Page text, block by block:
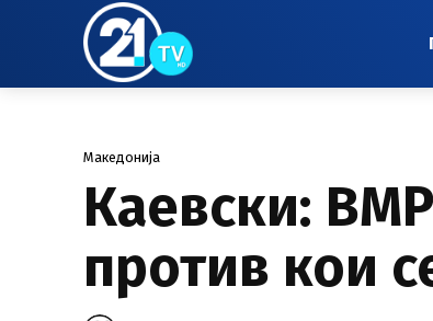
Македонија
Каевски:
против кои